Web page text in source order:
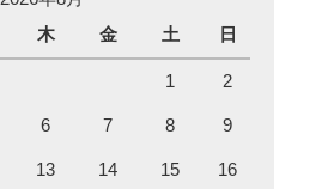
木 金 土 日
1 2
6 7 8 9
13 14 15 16